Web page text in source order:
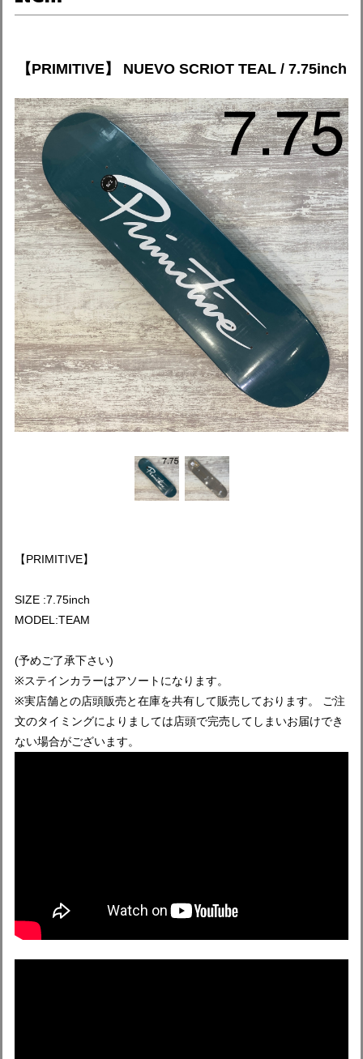
【PRIMITIVE】 NUEVO SCRIOT TEAL / 7.75inch
【PRIMITIVE】
SIZE :7.75inch
MODEL:TEAM
(予めご了承下さい)
※ステインカラーはアソートになります。
※実店舗との店頭販売と在庫を共有して販売しております。 ご注
文のタイミングによりましては店頭で完売してしまいお届けでき
ない場合がございます。